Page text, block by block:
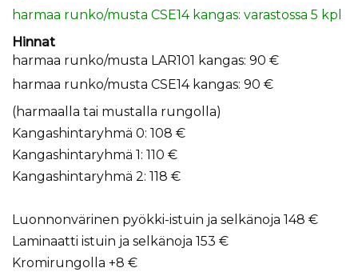
harmaa runko/musta CSE14 kangas: varastossa 5 kpl
Hinnat
harmaa runko/musta LAR101 kangas: 90 €
harmaa runko/musta CSE14 kangas: 90 €
(harmaalla tai mustalla rungolla)
Kangashintaryhmä 0: 108 €
Kangashintaryhmä 1: 110 €
Kangashintaryhmä 2: 118 €
Luonnonvärinen pyökki-istuin ja selkänoja 148 €
Laminaatti istuin ja selkänoja 153 €
Kromirungolla +8 €